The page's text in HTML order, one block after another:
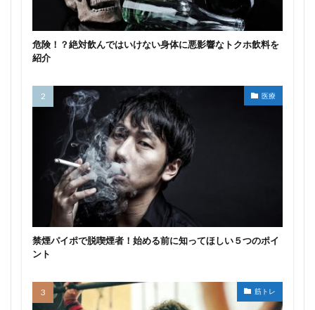
危険！？絶対飲んではいけない身体に悪影響なトクホ飲料を
紹介
医療
禁煙パイポで脱喫煙者！始める前に知ってほしい５つのポイ
ント
筋トレ